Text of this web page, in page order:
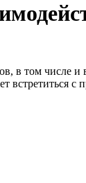
в том числе
встретиться